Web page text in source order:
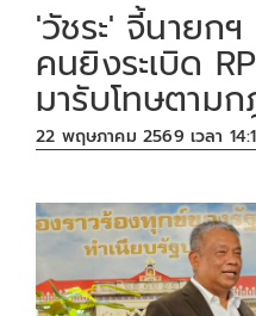
'วัชระ' จี้นายก
คนยิงระเบิด
มารับโทษตาม
22 พฤษภาคม 2569 เวลา